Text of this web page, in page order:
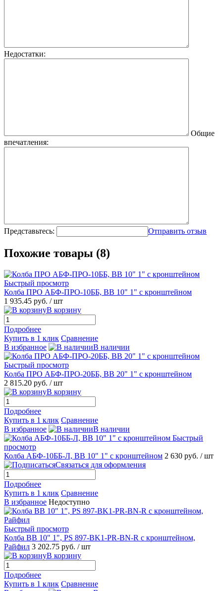
Недостатки:
Общие
впечатления:
Представьтесь: Отправить отзыв
Похожие товары (8)
Быстрый просмотр
Колба ПРО АБФ-ПРО-10ББ, ВВ 10" 1" с кронштейном
1 935.45 руб. / шт
В корзину
Подробнее
Купить в 1 клик Сравнение
В избранное
В наличии
Быстрый просмотр
Колба ПРО АБФ-ПРО-20ББ, ВВ 20" 1" с кронштейном
2 815.20 руб. / шт
В корзину
Подробнее
Купить в 1 клик Сравнение
В избранное
В наличии
Быстрый
просмотр
Колба АБФ-10ББ-Л, ВВ 10" 1" с кронштейном 2 630 руб. / шт
Связаться для оформления
Подробнее
Купить в 1 клик Сравнение
В избранное Недоступно
Быстрый просмотр
Колба ВВ 10" 1", PS 897-BK1-PR-BN-R с кронштейном,
Райфил 3 202.75 руб. / шт
В корзину
Подробнее
Купить в 1 клик Сравнение